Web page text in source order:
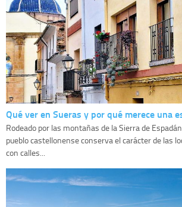
Qué ver en Sueras y por qué merece una
Rodeado por las montañas de la Sierra de
pueblo castellonense conserva el carácter de las
con calles...